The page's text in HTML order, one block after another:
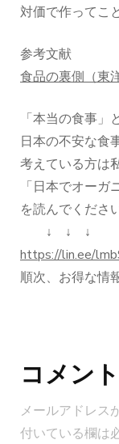
対価で作ってこ
参考文献
食品の裏側（東
「本当の食事」
日本の不安な食
考えている方は
「日本でオーガ
を読んでください
↓ ↓ ↓
https://lin.ee/
順次、お得な情
稿
ナ
ビ
ゲ
コメン
メールアドレス
付いている欄は